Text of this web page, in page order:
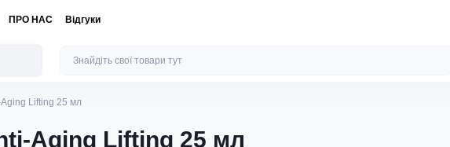
ПРО НАС Відгуки
Lifting 25 мл
Aging Lifting 25 мл